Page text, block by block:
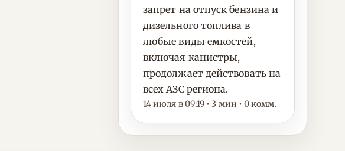
запрет на отпуск бензина и
дизельного топлива в
любые виды емкостей,
включая канистры,
продолжает действовать на
всех АЗС региона.
14 июля в 09:19 • 3 мин • 0 комм.